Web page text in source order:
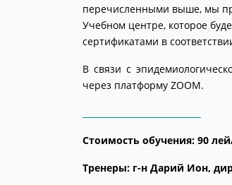
перечисленными выше, мы
Учебном центре, которое
сертификатами в
В связи с
через платформу ZOOM.
Стоимость обучения: 90
Тренеры: г-н Дарий Ион,